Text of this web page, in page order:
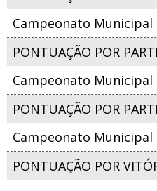
Campeonato Municipal
PONTUAÇÃO POR
Campeonato Municipal
PONTUAÇÃO POR
Campeonato Municipal
PONTUAÇÃO POR